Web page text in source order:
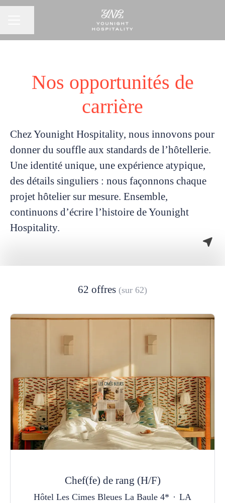
Nos opportunités de
carrière
Chez Younight Hospitality, nous innovons pour
donner du souffle aux standards de l’hôtellerie.
Une identité unique, une expérience atypique,
des détails singuliers : nous façonnons chaque
projet hôtelier sur mesure. Ensemble,
continuons d’écrire l’histoire de Younight
Hospitality.
62 offres (sur 62)
Chef(fe) de rang (H/F)
Hôtel Les Cimes Bleues La Baule 4* · LA